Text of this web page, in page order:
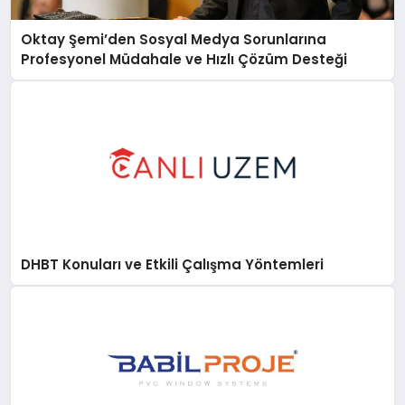
Oktay Şemi’den Sosyal Medya Sorunlarına
Profesyonel Müdahale ve Hızlı Çözüm Desteği
DHBT Konuları ve Etkili Çalışma Yöntemleri